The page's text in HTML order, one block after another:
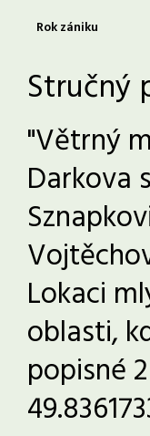
Rok zániku
Stručný
"Větrný
Darkova
Lokaci
oblasti,
popisné